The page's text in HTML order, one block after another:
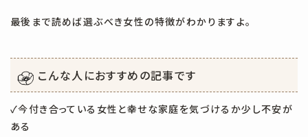
最後まで読めば選ぶべき女性の特徴がわかりますよ。
こんな人におすすめの記事です
✓今付き合っている女性と幸せな家庭を気づけるか少し不安が
ある
#ボディタッチ #マッチングアプリ #マッチングアプリ疲れ
#マナー #メリット #モテない #モテる #モテる 方法
#ルール